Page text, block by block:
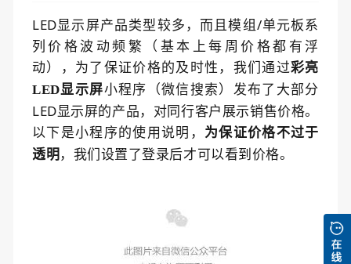
LED显示屏产品类型较多，而且模组/单元板系
列价格波动频繁（基本上每周价格都有浮
动），为了保证价格的及时性，我们通过彩亮
LED显示屏小程序（微信搜索）发布了大部分
LED显示屏的产品，对同行客户展示销售价格。
以下是小程序的使用说明， 为保证价格不过于
透明 ，我们设置了登录后才可以看到价格。